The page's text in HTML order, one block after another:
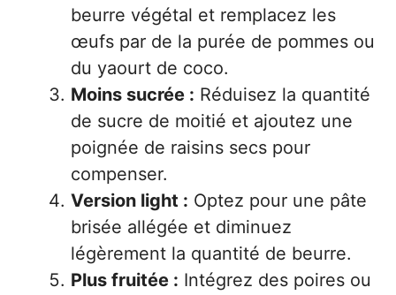
beurre végétal et remplacez les
œufs par de la purée de pommes ou
du yaourt de coco.
Moins sucrée : Réduisez la quantité
de sucre de moitié et ajoutez une
poignée de raisins secs pour
compenser.
Version light : Optez pour une pâte
brisée allégée et diminuez
légèrement la quantité de beurre.
Plus fruitée : Intégrez des poires ou